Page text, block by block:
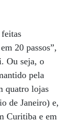
feitas
20 passos”,
Ou seja, o
pela
quatro lojas
de Janeiro) e,
Curitiba e em